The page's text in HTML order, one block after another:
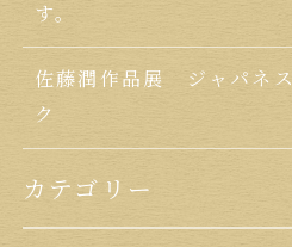
す。
佐藤潤作品展 ジャパネス
ク
カテゴリー